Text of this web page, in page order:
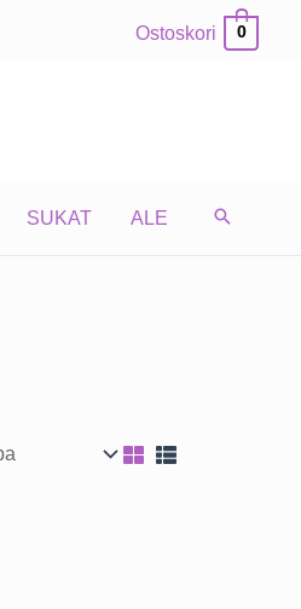
Ostoskori 0
SUKAT ALE